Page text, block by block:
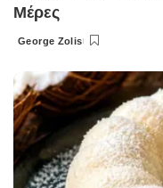
Μέρες
Posted
George Zolis